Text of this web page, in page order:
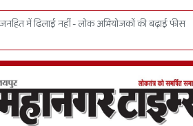
अस्पताल में बड़ा प्रशासनिक धमाका, मरीजों को हाई-